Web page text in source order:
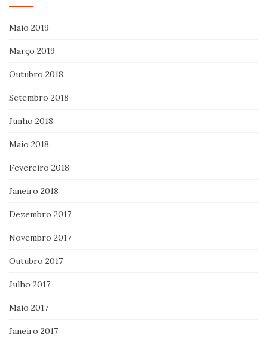
Maio 2019
Março 2019
Outubro 2018
Setembro 2018
Junho 2018
Maio 2018
Fevereiro 2018
Janeiro 2018
Dezembro 2017
Novembro 2017
Outubro 2017
Julho 2017
Maio 2017
Janeiro 2017